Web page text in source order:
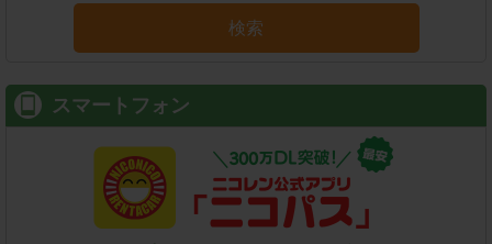
検索
スマートフォン